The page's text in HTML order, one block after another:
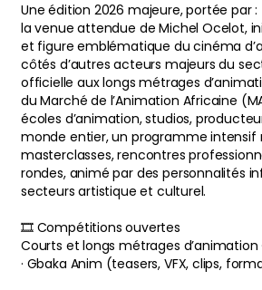
Une édition 2026 majeure, portée par :
la venue attendue de Michel Ocelot,
et figure emblématique du cinéma
côtés d’autres acteurs majeurs du
officielle aux longs métrages
du Marché de l’Animation Africaine
écoles d’animation, studios,
monde entier, un programme intensif
masterclasses, rencontres
rondes, animé par des personnalités
secteurs artistique et culturel.
🎞️ Compétitions ouvertes
Courts et longs métrages d’animation
· Gbaka Anim (teasers, VFX, clips,